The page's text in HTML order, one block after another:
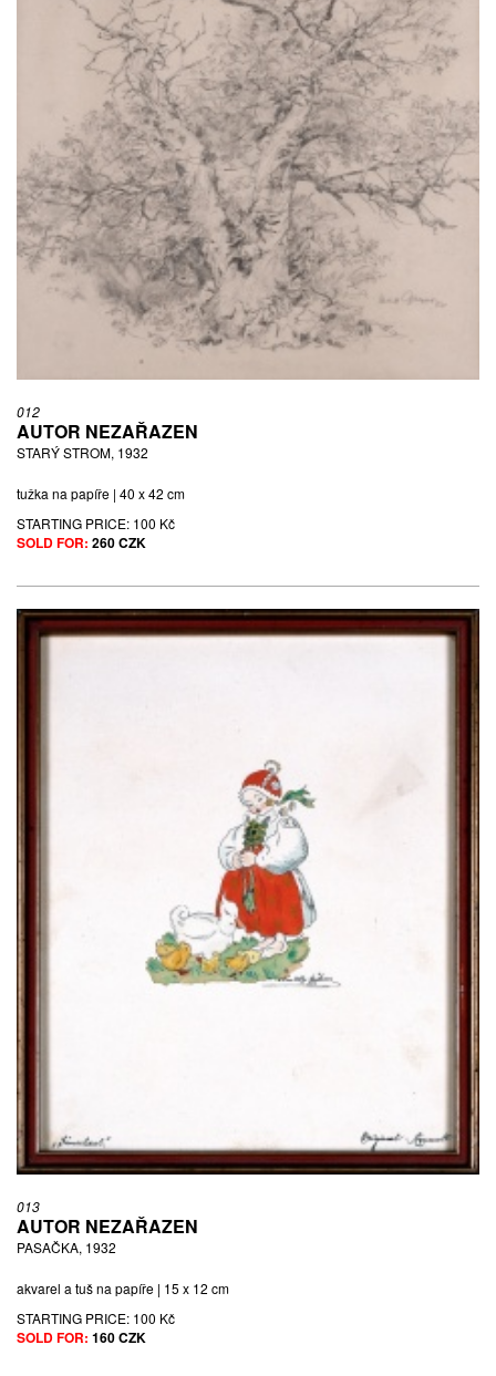
012
AUTOR NEZAŘAZEN
STARÝ STROM, 1932
tužka na papíře | 40 x 42 cm
STARTING PRICE: 100 Kč
SOLD FOR: 260 CZK
013
AUTOR NEZAŘAZEN
PASAČKA, 1932
akvarel a tuš na papíře | 15 x 12 cm
STARTING PRICE: 100 Kč
SOLD FOR: 160 CZK